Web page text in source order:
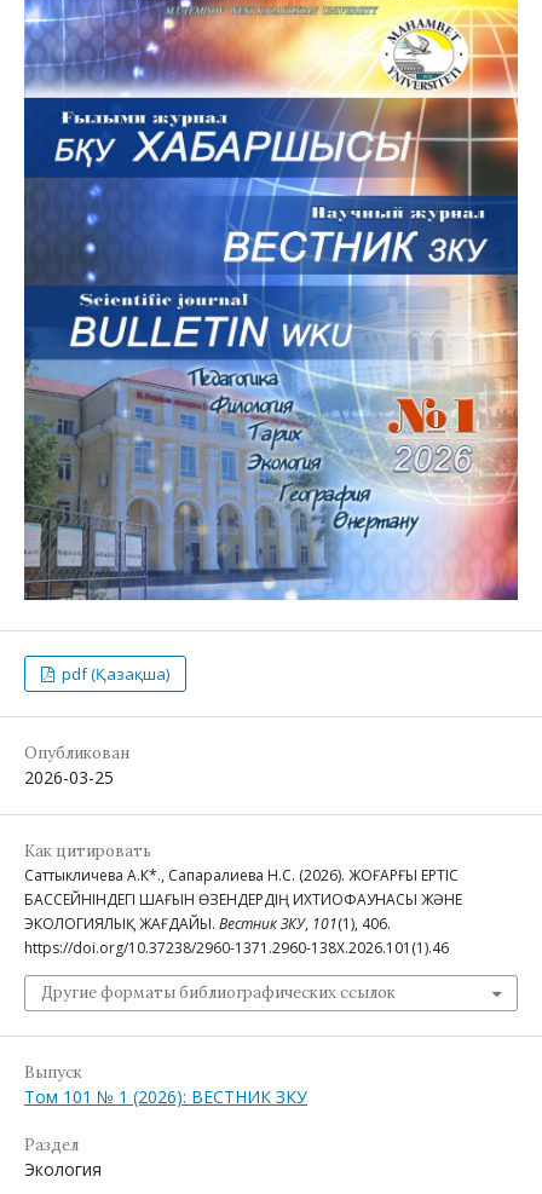
pdf (Қазақша)
Опубликован
2026-03-25
Как цитировать
Саттыкличева А.К*., Сапарғалиева Н.С. (2026). ЖОҒАРҒЫ ЕРТІС
БАССЕЙНІНДЕГІ ШАҒЫН ӨЗЕНДЕРДІҢ ИХТИОФАУНАСЫ ЖӘНЕ
ЭКОЛОГИЯЛЫҚ ЖАҒДАЙЫ. Вестник ЗКУ, 101(1), 406.
https://doi.org/10.37238/2960-1371.2960-138X.2026.101(1).46
Другие форматы библиографических ссылок
Выпуск
Том 101 № 1 (2026): ВЕСТНИК ЗКУ
Раздел
Экология